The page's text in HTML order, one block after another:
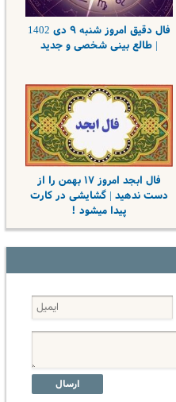
فال دقیق امروز شنبه ۹ دی 1402
| طالع بینی شخصی و جدید
فال ابجد امروز ۱۷ بهمن را از
دست ندهید | گشایشی در کارت
پیدا میشود !
ارسال